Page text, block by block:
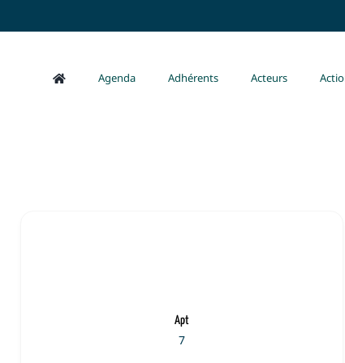
Agenda Adhérents Acteurs
Apt
7